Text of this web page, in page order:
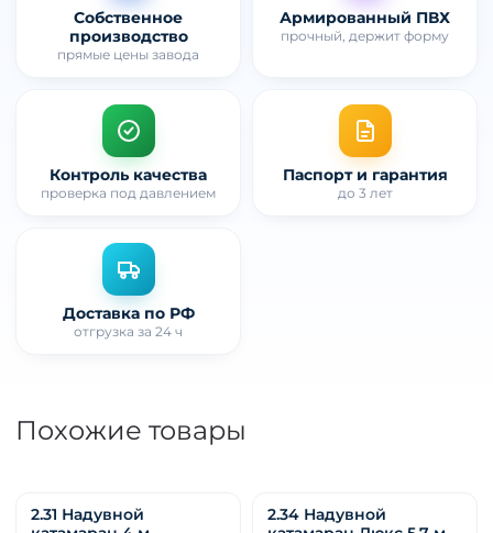
Собственное
производство
прямые цены завода
Армированный ПВХ
прочный, держит форму
Контроль качества
проверка под давлением
Паспорт и гарантия
до 3 лет
Доставка по РФ
отгрузка за 24 ч
Похожие товары
2.31 Надувной
2.34 Надувной